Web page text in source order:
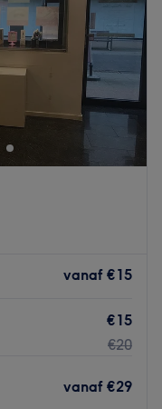
vanaf €15
€15
€20
vanaf €29